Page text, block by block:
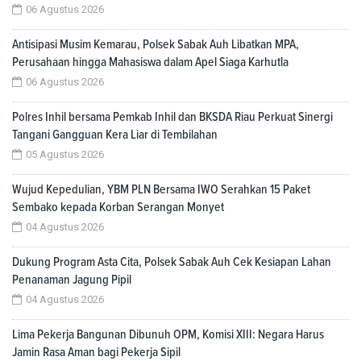
06 Agustus 2026
Antisipasi Musim Kemarau, Polsek Sabak Auh Libatkan MPA,
Perusahaan hingga Mahasiswa dalam Apel Siaga Karhutla
06 Agustus 2026
Polres Inhil bersama Pemkab Inhil dan BKSDA Riau Perkuat Sinergi
Tangani Gangguan Kera Liar di Tembilahan
05 Agustus 2026
Wujud Kepedulian, YBM PLN Bersama IWO Serahkan 15 Paket
Sembako kepada Korban Serangan Monyet
04 Agustus 2026
Dukung Program Asta Cita, Polsek Sabak Auh Cek Kesiapan Lahan
Penanaman Jagung Pipil
04 Agustus 2026
Lima Pekerja Bangunan Dibunuh OPM, Komisi XIII: Negara Harus
Jamin Rasa Aman bagi Pekerja Sipil